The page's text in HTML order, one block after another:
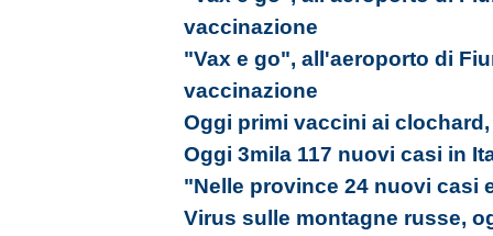
vaccinazione
"Vax e go", all'aeroporto di
vaccinazione
Oggi primi vaccini ai
Oggi 3mila 117 nuovi casi in
"Nelle province 24 nuovi casi
Virus sulle montagne russe,